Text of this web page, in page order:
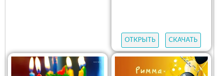
ОТКРЫТЬ СКАЧАТЬ